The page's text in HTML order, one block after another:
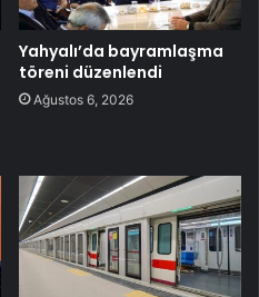
Yahyalı’da bayramlaşma
töreni düzenlendi
Ağustos 6, 2026